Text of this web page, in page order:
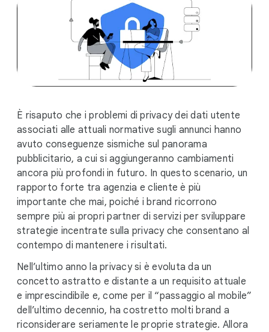
È risaputo che i problemi di privacy dei dati utente
associati alle attuali normative sugli annunci hanno
avuto conseguenze sismiche sul panorama
pubblicitario, a cui si aggiungeranno cambiamenti
ancora più profondi in futuro. In questo scenario, un
rapporto forte tra agenzia e cliente è più
importante che mai, poiché i brand ricorrono
sempre più ai propri partner di servizi per sviluppare
strategie incentrate sulla privacy che consentano al
contempo di mantenere i risultati.
Nell’ultimo anno la privacy si è evoluta da un
concetto astratto e distante a un requisito attuale
e imprescindibile e, come per il “passaggio al mobile”
dell’ultimo decennio, ha costretto molti brand a
riconsiderare seriamente le proprie strategie. Allora